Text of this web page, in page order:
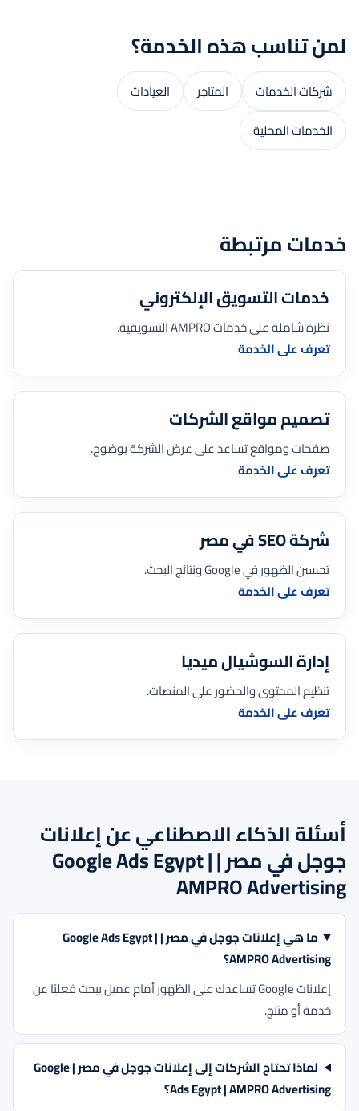
لمن تناسب هذه الخدمة؟
شركات الخدمات المتاجر
العيادات
الخدمات المحلية
خدمات مرتبطة
خدمات التسويق الإلكتروني
نظرة شاملة على خدمات AMPRO التسويقية.
تعرف على الخدمة
تصميم مواقع الشركات
صفحات ومواقع تساعد على عرض الشركة بوضوح.
تعرف على الخدمة
شركة SEO في مصر
تحسين الظهور في Google ونتائج البحث.
تعرف على الخدمة
إدارة السوشيال ميديا
تنظيم المحتوى والحضور على المنصات.
تعرف على الخدمة
أسئلة الذكاء الاصطناعي عن إعلانات
جوجل في مصر | Google Ads Egypt |
AMPRO Advertising
ما هي إعلانات جوجل في مصر | Google Ads Egypt |
AMPRO Advertising؟
إعلانات Google تساعدك على الظهور أمام عميل يبحث فعليًا عن
خدمة أو منتج.
لماذا تحتاج الشركات إلى إعلانات جوجل في مصر | Google
Ads Egypt | AMPRO Advertising؟